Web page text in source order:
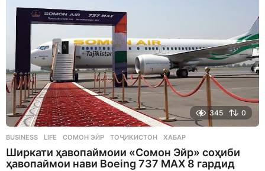
345 0
BUSINESS ,LIFE СОМОН ЭЙР ,ТОҶИКИСТОН ,ХАБАР
Ширкати ҳавопаймоии «Сомон Эйр» соҳиби
ҳавопаймои нави Boeing 737 MAX 8 гардид